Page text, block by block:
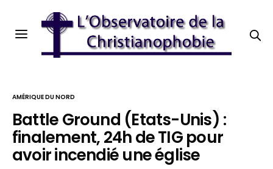
AMÉRIQUE DU NORD
Battle Ground (Etats-Unis) :
finalement, 24h de TIG pour
avoir incendié une église